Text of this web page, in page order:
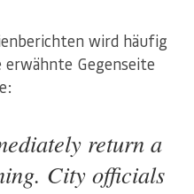
wird häufig
erwähnte Gegenseite
return a
City officials